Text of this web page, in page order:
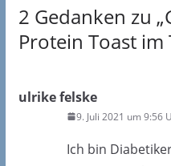
2 Gedanken zu „
Protein Toast im
ulrike felske
9. Juli 2021 um 9:56
Ich bin